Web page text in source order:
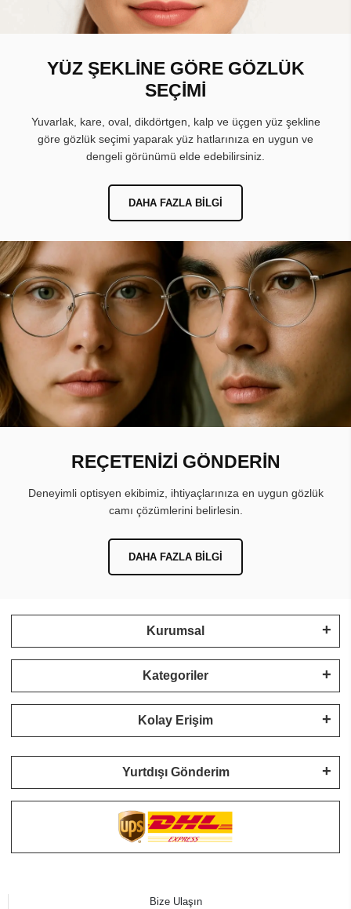
YÜZ ŞEKLİNE GÖRE GÖZLÜK
SEÇİMİ
Yuvarlak, kare, oval, dikdörtgen, kalp ve üçgen yüz şekline
göre gözlük seçimi yaparak yüz hatlarınıza en uygun ve
dengeli görünümü elde edebilirsiniz.
DAHA FAZLA BILGI
REÇETENİZİ GÖNDERİN
Deneyimli optisyen ekibimiz, ihtiyaçlarınıza en uygun gözlük
camı çözümlerini belirlesin.
DAHA FAZLA BILGI
Kurumsal
Kategoriler
Kolay Erişim
Yurtdışı Gönderim
Bize Ulaşın